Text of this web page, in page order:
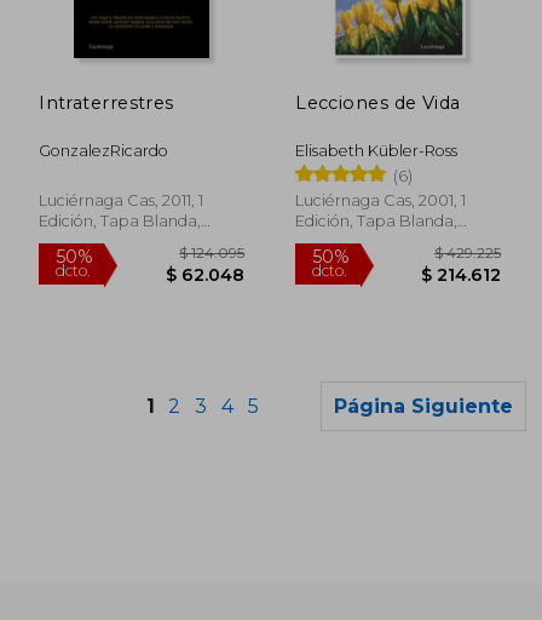
40% $ 90.589 40%
Rápido
Intraterrestres
GonzalezRicardo
Luciérnaga Cas, 2011, 1
Edición, Tapa Blanda,
Nuevo
Lecciones de Vida
Elisabeth Kübler-Ross
(6)
Luciérnaga Cas, 2001, 1
Edición, Tapa Blanda,
Usado
1 2 3 4 5 Página Siguiente